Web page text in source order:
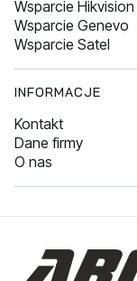
Wsparcie Hikvision
Wsparcie Genevo
Wsparcie Satel
INFORMACJE
Kontakt
Dane firmy
O nas